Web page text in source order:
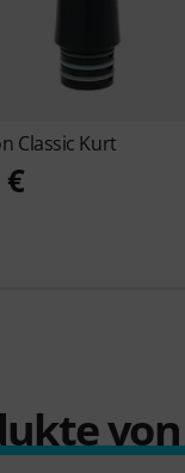
Classic Kurt
€